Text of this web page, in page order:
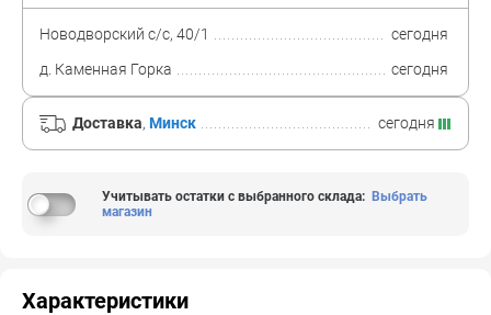
Новодворский с/с, 40/1
сегодня
д. Каменная Горка
сегодня
Доставка, Минск сегодня
Учитывать остатки с выбранного склада: Выбрать
магазин
Характеристики